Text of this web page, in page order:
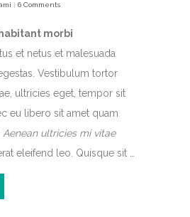
6 Comments
morbi
et netus et malesuada
Vestibulum tortor
ultricies eget, tempor sit
eu libero sit amet quam
Aenean ultricies mi vitae
eleifend leo. Quisque sit …